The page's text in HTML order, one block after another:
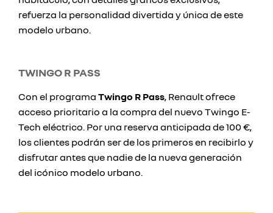
refuerza la personalidad divertida y única de este
modelo urbano.
TWINGO R PASS
Con el programa Twingo R Pass, Renault ofrece
acceso prioritario a la compra del nuevo Twingo E-
Tech eléctrico. Por una reserva anticipada de 100 €,
los clientes podrán ser de los primeros en recibirlo y
disfrutar antes que nadie de la nueva generación
del icónico modelo urbano.